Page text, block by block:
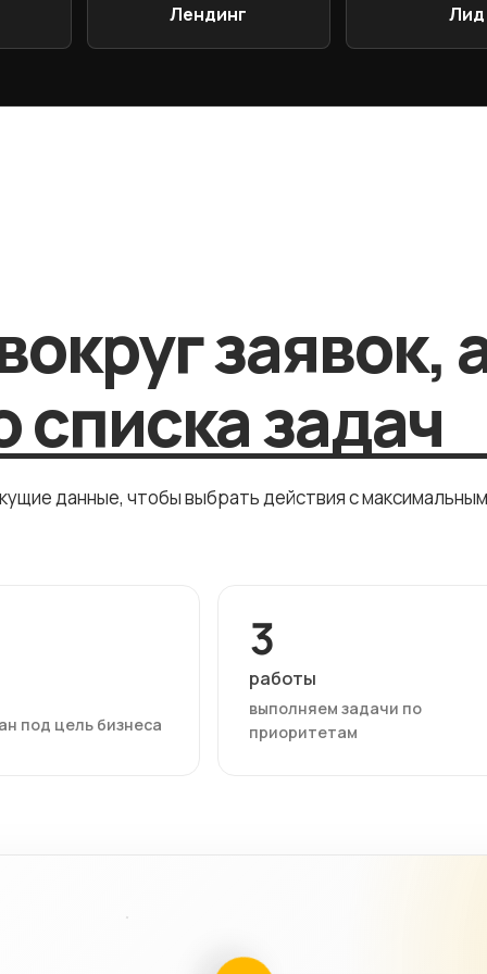
Лендинг Лид
заявок,
задач
данные, чтобы выбрать действия с максимальным
под цель бизнеса
3
работы
выполняем задачи по
приоритетам